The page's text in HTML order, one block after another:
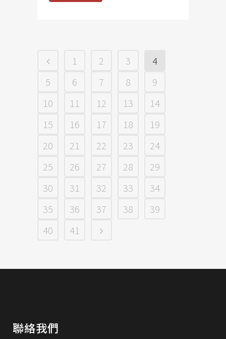
1 2 3
4
5
6 7 8
9
10
11 12 13
14
15
16 17 18
19
20
21 22 23
24
25
26 27 28
29
30
31 32 33
34
35
36 37 38
39
40
41
聯絡我們